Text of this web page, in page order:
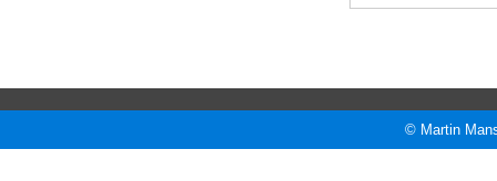
© Martin